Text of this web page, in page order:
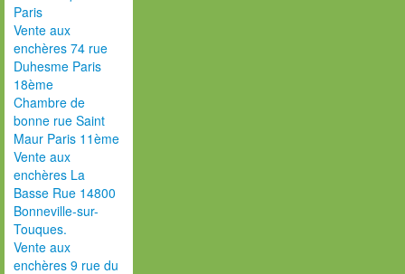
Paris
Vente aux
enchères 74 rue
Duhesme Paris
18ème
Chambre de
bonne rue Saint
Maur Paris 11ème
Vente aux
enchères La
Basse Rue 14800
Bonneville-sur-
Touques.
Vente aux
enchères 9 rue du